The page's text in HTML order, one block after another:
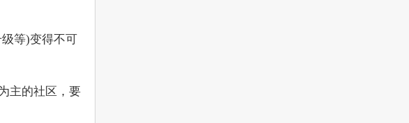
等)变得不可
主的社区，要